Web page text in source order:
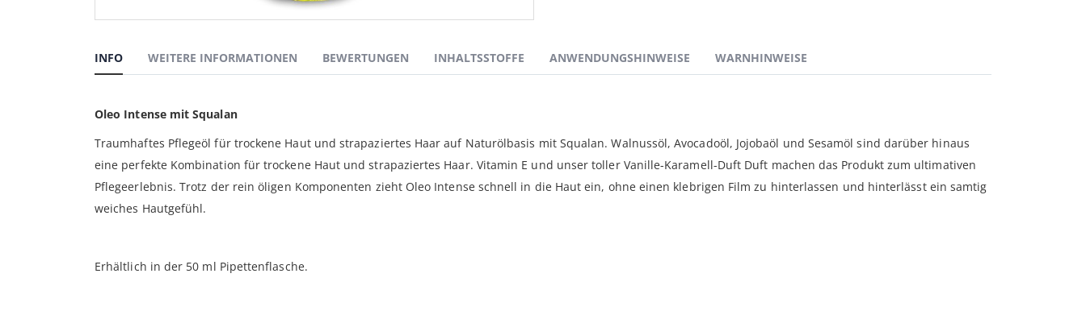
der
Bildgalerie
INFO
Oleo Intense mit Squalan
Traumhaftes Pflegeöl für trockene Haut und strapaziertes Haar auf Naturölbasis mit Squalan. Walnussöl, Avocadoöl, Jojobaöl und Sesamöl sind darüber hinaus
eine perfekte Kombination für trockene Haut und strapaziertes Haar. Vitamin E und unser toller Vanille-Karamell-Duft Duft machen das Produkt zum ultimativen
Pflegeerlebnis. Trotz der rein öligen Komponenten zieht Oleo Intense schnell in die Haut ein, ohne einen klebrigen Film zu hinterlassen und hinterlässt ein samtig
weiches Hautgefühl.
Erhältlich in der 50 ml Pipettenflasche.
WEITERE INFORMATIONEN BEWERTUNGEN INHALTSSTOFFE ANWENDUNGSHINWEISE WARNHINWEISE